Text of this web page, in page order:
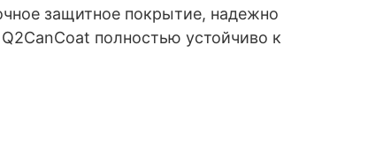
‎защитное покрытие, надежно
полностью устойчиво к